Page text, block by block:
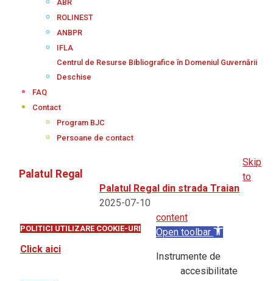
ABR
ROLINEST
ANBPR
IFLA
Centrul de Resurse Bibliografice în Domeniul Guvernării
Deschise
FAQ
Contact
Program BJC
Persoane de contact
Palatul Regal
Palatul Regal din strada Traian
2025-07-10
POLITICI UTILIZARE COOKIE-URI
Click aici
Skip
to
content
Open toolbar
Instrumente de
accesibilitate